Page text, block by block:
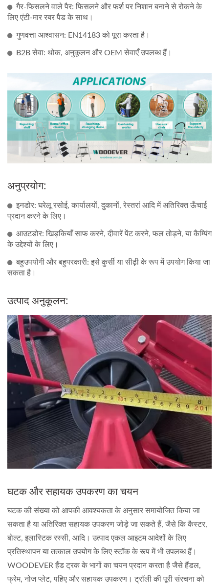
गैर-फिसलने वाले पैर: फिसलने और फर्श पर निशान बनाने से रोकने के
लिए एंटी-मार रबर पैड के साथ।
गुणवत्ता आश्वासन: EN14183 को पूरा करता है।
B2B सेवा: थोक, अनुकूलन और OEM सेवाएँ उपलब्ध हैं।
अनुप्रयोग:
इनडोर: घरेलू रसोई, कार्यालयों, दुकानों, रेस्तरां आदि में अतिरिक्त ऊँचाई
प्रदान करने के लिए।
आउटडोर: खिड़कियाँ साफ करने, दीवारें पेंट करने, फल तोड़ने, या कैम्पिंग
के उद्देश्यों के लिए।
बहुउपयोगी और बहुपरकारी: इसे कुर्सी या सीढ़ी के रूप में उपयोग किया जा
सकता है।
उत्पाद अनुकूलन:
घटक और सहायक उपकरण का चयन
घटक की संख्या को आपकी आवश्यकता के अनुसार समायोजित किया जा
सकता है या अतिरिक्त सहायक उपकरण जोड़े जा सकते हैं, जैसे कि कैस्टर,
बोल्ट, इलास्टिक रस्सी, आदि। उत्पाद एकल आइटम आदेशों के लिए
प्रतिस्थापन या तत्काल उपयोग के लिए स्टॉक के रूप में भी उपलब्ध हैं।
WOODEVER हैंड ट्रक के भागों का चयन प्रदान करता है जैसे हैंडल,
फ्रेम, नोज प्लेट, पहिए और सहायक उपकरण। ट्रॉली की पूरी संरचना को